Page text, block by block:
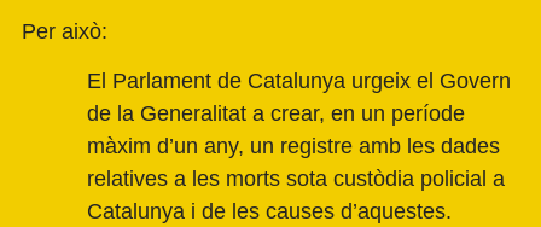
Per això:
El Parlament de Catalunya urgeix el Govern
de la Generalitat a crear, en un període
màxim d’un any, un registre amb les dades
relatives a les morts sota custòdia policial a
Catalunya i de les causes d’aquestes.